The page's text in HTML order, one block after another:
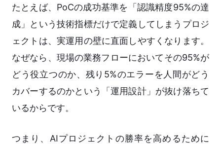
たとえば、PoCの成功基準を「認識精度95%の達
成」という技術指標だけで定義してしまうプロジ
ェクトは、実運用の壁に直面しやすくなります。
なぜなら、現場の業務フローにおいてその95%が
どう役立つのか、残り5%のエラーを人間がどう
カバーするのかという「運用設計」が抜け落ちて
いるからです。
つまり、AIプロジェクトの勝率を高めるために